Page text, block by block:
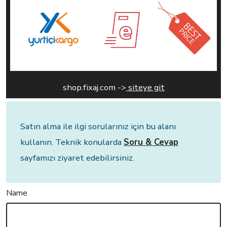
shop.fixaj.com -> siteye git
Satın alma ile ilgi sorularınız için bu alanı
kullanın. Teknik konularda Soru & Cevap
sayfamızı ziyaret edebilirsiniz.
Name